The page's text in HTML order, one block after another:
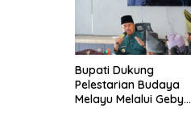
Bupati Dukung
Pelestarian Budaya
Melayu Melalui Gebyar